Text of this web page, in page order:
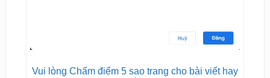
Vui lòng Chấm điểm 5 sao trang cho bài viết hay